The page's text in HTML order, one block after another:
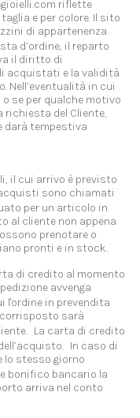
riflette
e per colore. Il sito
di appartenenza
d’ordine, il reparto
il diritto di
acquistati e la validità
Nell’eventualità in cui
se per qualche motivo
richiesta del Cliente,
darà tempestiva
il cui arrivo è previsto
sono chiamati
per un articolo in
al cliente non appena
prenotare o
pronti e in stock.
di credito al momento
avvenga
l'ordine in prevendita
sarà
La carta di credito
In caso di
lo stesso giorno
bonifico bancario la
arriva nel conto